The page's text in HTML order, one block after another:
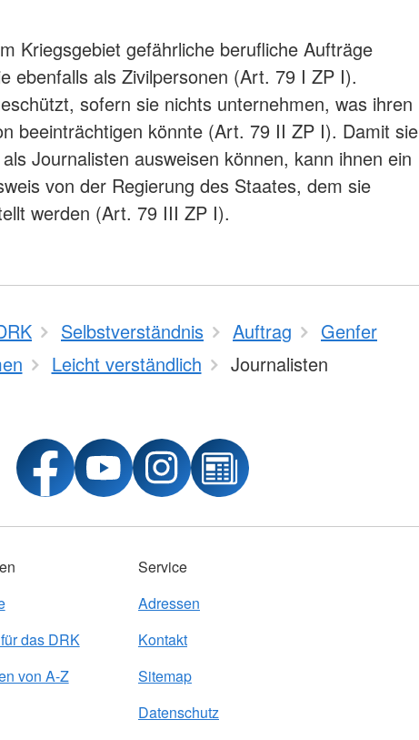
Kriegsgebiet gefährliche berufliche Aufträge
ebenfalls als Zivilpersonen (Art. 79 I ZP I).
sofern sie nichts unternehmen, was ihren
beeinträchtigen könnte (Art. 79 II ZP I). Damit sie
Journalisten ausweisen können, kann ihnen ein
von der Regierung des Staates, dem sie
werden (Art. 79 III ZP I).
Selbstverständnis Auftrag
Genfer
Leicht verständlich Journalisten
das DRK
von A-Z
Service
Adressen
Kontakt
Sitemap
Datenschutz